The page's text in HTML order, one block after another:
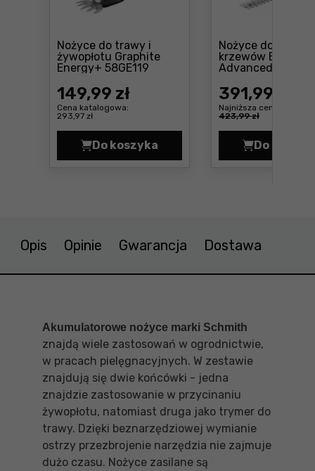
Nożyce do trawy i
żywopłotu Graphite
Energy+ 58GE119
Cena: 149 ,99 zł
149,99 zł
Cena katalogowa:
293,97 zł
Do koszyka
Nożyce do trawy i żywopłotu
Nożyce do trawy i
krzewów Bosch
AdvancedShear
391,99 zł
Najniższa cena:
423,99 zł
Do
Opis Opinie Gwarancja Dostawa
Akumulatorowe nożyce marki Schmith
znajdą wiele zastosowań w ogrodnictwie,
w pracach pielęgnacyjnych. W zestawie
znajdują się dwie końcówki - jedna
znajdzie zastosowanie w przycinaniu
żywopłotu, natomiast druga jako trymer do
trawy. Dzięki beznarzędziowej wymianie
ostrzy przezbrojenie narzędzia nie zajmuje
dużo czasu. Nożyce zasilane są